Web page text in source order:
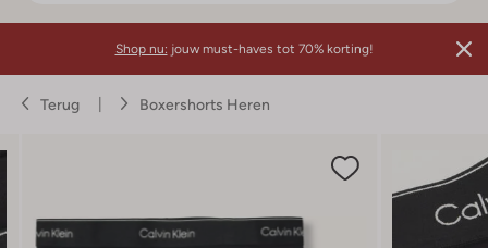
Shop nu: jouw must-haves tot 70% korting!
Terug Boxershorts Heren